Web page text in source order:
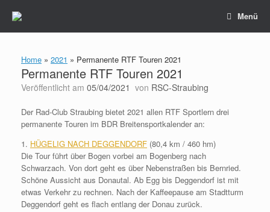
Inhalt
Menü
Home » 2021 » Permanente RTF Touren 2021
Permanente RTF Touren 2021
Veröffentlicht am 05/04/2021 von RSC-Straubing
Der Rad-Club Straubing bietet 2021 allen RTF Sportlern drei
permanente Touren im BDR Breitensportkalender an:
1. HÜGELIG NACH DEGGENDORF (80,4 km / 460 hm)
Die Tour führt über Bogen vorbei am Bogenberg nach
Schwarzach. Von dort geht es über Nebenstraßen bis Bernried.
Schöne Aussicht aus Donautal. Ab Egg bis Deggendorf ist mit
etwas Verkehr zu rechnen. Nach der Kaffeepause am Stadtturm
Deggendorf geht es flach entlang der Donau zurück.